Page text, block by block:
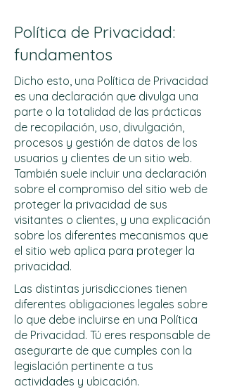
Política de Privacidad:
fundamentos
Dicho esto, una Política de Privacidad
es una declaración que divulga una
parte o la totalidad de las prácticas
de recopilación, uso, divulgación,
procesos y gestión de datos de los
usuarios y clientes de un sitio web.
También suele incluir una declaración
sobre el compromiso del sitio web de
proteger la privacidad de sus
visitantes o clientes, y una explicación
sobre los diferentes mecanismos que
el sitio web aplica para proteger la
privacidad.
Las distintas jurisdicciones tienen
diferentes obligaciones legales sobre
lo que debe incluirse en una Política
de Privacidad. Tú eres responsable de
asegurarte de que cumples con la
legislación pertinente a tus
actividades y ubicación.